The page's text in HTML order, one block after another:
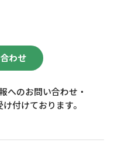
わせ
へのお問い合わせ・
付けております。